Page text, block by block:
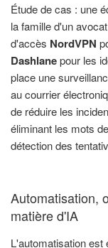
Étude de cas : une
la famille d'un
d'accès NordVPN
Dashlanepour les
place une
au courrier
de réduire les
éliminant les mots
détection des
Automatisation,
matière d'IA
L'automatisation est